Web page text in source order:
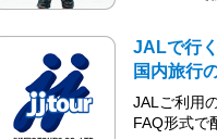
JALで行
国内旅行
JALご利用
FAQ形式で